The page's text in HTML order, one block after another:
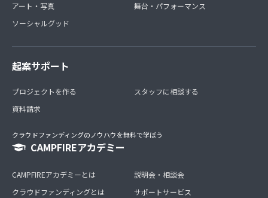
アート・写真
ソーシャルグッド
舞台・パフォーマンス
起案サポート
プロジェクトを作る
資料請求
スタッフに相談する
クラウドファンディングのノウハウを無料で学ぼう
CAMPFIREアカデミー
CAMPFIREアカデミーとは
クラウドファンディングとは
説明会・相談会
サポートサービス